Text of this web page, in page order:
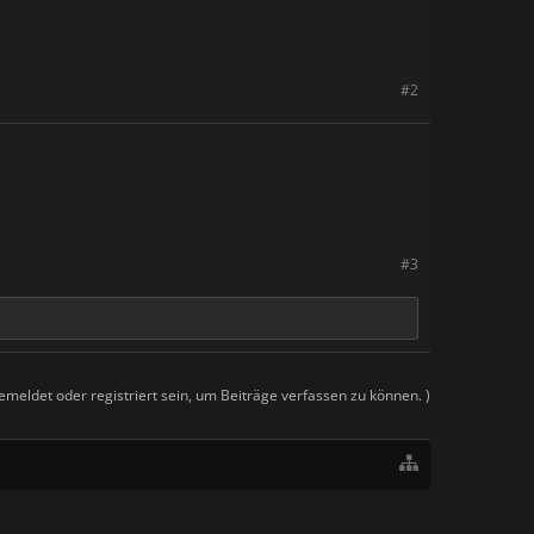
#2
#3
oder registriert sein, um Beiträge verfassen zu können. )